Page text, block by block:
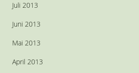
Juli 2013
Juni 2013
Mai 2013
April 2013